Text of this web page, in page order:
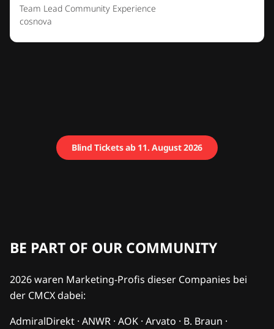
Team Lead Community Experience
cosnova
Blind Tickets ab 11. August 2026
BE PART OF OUR COMMUNITY
2026 waren Marketing-Profis dieser Companies bei
der CMCX dabei:
AdmiralDirekt · ANWR · AOK · Arvato · B. Braun ·